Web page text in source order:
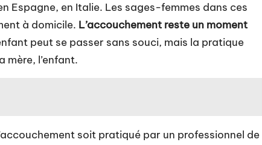
Espagne, en Italie. Les sages-femmes dans ces
à domicile. L’accouchement reste un moment
peut se passer sans souci, mais la pratique
mère, l’enfant.
soit pratiqué par un professionnel de